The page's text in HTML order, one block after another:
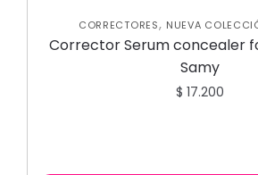
CORRECTORES, NUEVA
Corrector Serum concealer
Samy
$ 17.200